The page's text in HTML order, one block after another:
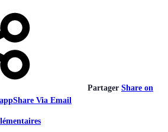
Partager Share on
Share Via Email